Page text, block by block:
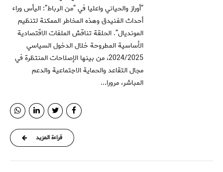
“أوراز والحياني واعليا في “من الرباط“: اليأس وراء
أحداث الفنيدق وهذه المخاطر الممكنة لتنظيم
المونديال“. الحلقة تناقش الملفات الاقتصادية
الأساسية المطروحة خلال الدخول السياسي
2024/2025، من بينها الإصلاحات المنتظرة في
مجال التقاعد والحماية الاجتماعية والدعم
المباشر، مرورا...
قراءة المزيد